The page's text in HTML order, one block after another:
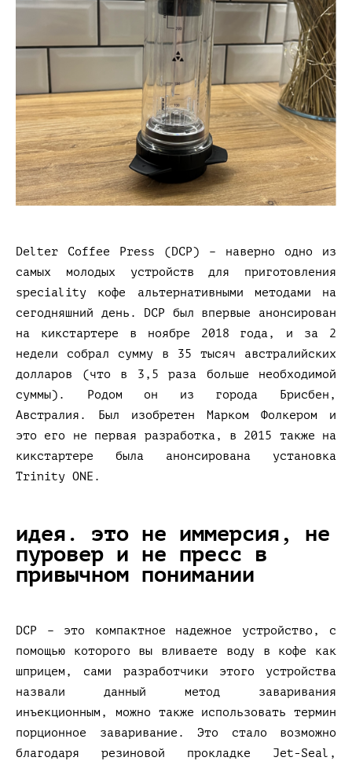
Delter Coffee Press (DCP) – наверно одно из
самых молодых устройств для приготовления
speciality кофе альтернативными методами на
сегодняшний день. DCP был впервые анонсирован
на кикстартере в ноябре 2018 года, и за 2
недели собрал сумму в 35 тысяч австралийских
долларов (что в 3,5 раза больше необходимой
суммы). Родом он из города Брисбен,
Австралия. Был изобретен Марком Фолкером и
это его не первая разработка, в 2015 также на
кикстартере была анонсирована установка
Trinity ONE.
идея. это не иммерсия, не
пуровер и не пресс в
привычном понимании
DCP – это компактное надежное устройство, с
помощью которого вы вливаете воду в кофе как
шприцем, сами разработчики этого устройства
назвали данный метод заваривания
инъекционным, можно также использовать термин
порционное заваривание. Это стало возможно
благодаря резиновой прокладке Jet-Seal,